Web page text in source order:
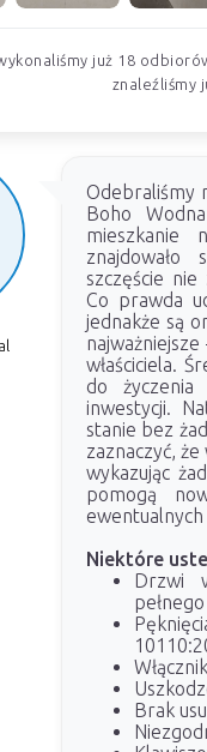
już 18
znaleźliśmy
Odebraliśmy
Boho
mieszkanie
szczęście nie
Co prawda
jednakże są
właściciela.
do
inwestycji.
stanie bez
zaznaczyć,
wykazując
pomogą
Niektóre
Drzwi
Brak